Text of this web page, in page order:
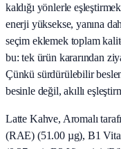
kaldığı yönlerle
enerji yüksekse, yanına
seçim eklemek toplam
bu: tek ürün kararından
Çünkü sürdürülebilir
besinle değil, akıllı
Latte Kahve, Aromalı
(RAE) (51.00 µg), B1